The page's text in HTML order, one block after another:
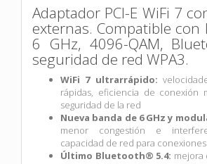
Adaptador PCI-E WiFi 7
externas. Compatible con
6 GHz, 4096-QAM,
seguridad de red WPA3.
WiFi 7 ultrarrápido:
rápidas, eficiencia de conexión
seguridad de la red
Nueva banda de 6 GHz y
menor congestión e
capacidad de red para conexiones
Último Bluetooth® 5.4: mejora